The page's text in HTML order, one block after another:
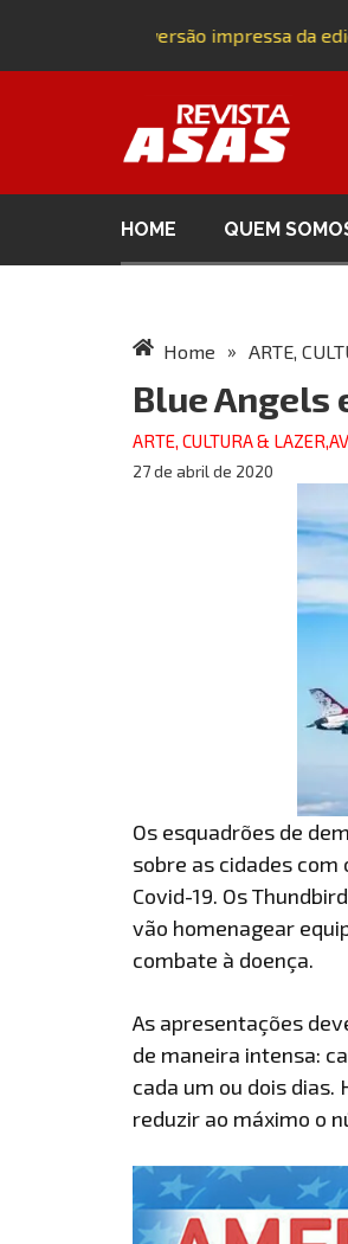
Adquira a versão impressa da
HOME QUEM
Home » ARTE,
Blue Angels
ARTE, CULTURA & LAZER,
27 de abril de 2020
Os esquadrões de
sobre as cidades
Covid-19. Os
vão homenagear
combate à doença.
As apresentações
de maneira intensa:
cada um ou dois
reduzir ao máximo o